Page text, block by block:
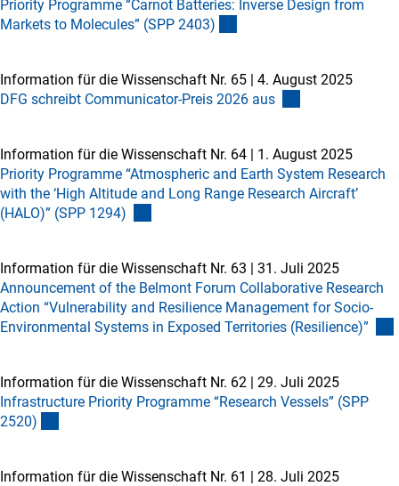
Priority Programme “Carnot Batteries: Inverse Design from
Markets to Molecules” (SPP 2403)
Information für die Wissenschaft Nr. 65 | 4. August 2025
DFG schreibt Communicator-Preis 2026 aus
Information für die Wissenschaft Nr. 64 | 1. August 2025
Priority Programme “Atmospheric and Earth System Research
with the ‘High Altitude and Long Range Research Aircraft’
(HALO)” (SPP 1294)
Information für die Wissenschaft Nr. 63 | 31. Juli 2025
Announcement of the Belmont Forum Collaborative Research
Action “Vulnerability and Resilience Management for Socio-
Environmental Systems in Exposed Territories (Resilience)”
Information für die Wissenschaft Nr. 62 | 29. Juli 2025
Infrastructure Priority Programme “Research Vessels” (SPP
2520)
Information für die Wissenschaft Nr. 61 | 28. Juli 2025